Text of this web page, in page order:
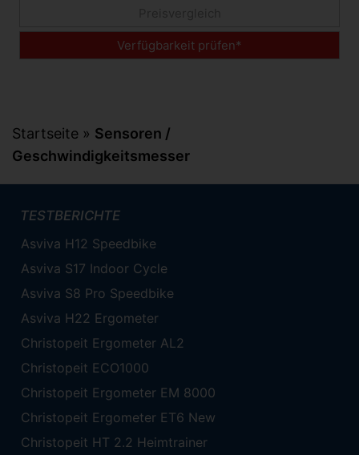
Verfügbarkeit prüfen*
Startseite » Sensoren /
Geschwindigkeitsmesser
TESTBERICHTE
Asviva H12 Speedbike
Asviva S17 Indoor Cycle
Asviva S8 Pro Speedbike
Asviva H22 Ergometer
Christopeit Ergometer AL2
Christopeit ECO1000
Christopeit Ergometer EM 8000
Christopeit Ergometer ET6 New
Christopeit HT 2.2 Heimtrainer